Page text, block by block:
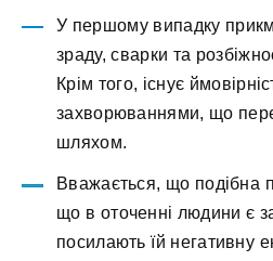
У першому випадку
зраду, сварки та
Крім того, існує
захворюваннями, що
шляхом.
Вважається, що подібна
що в оточенні людини є
посилають їй негативну